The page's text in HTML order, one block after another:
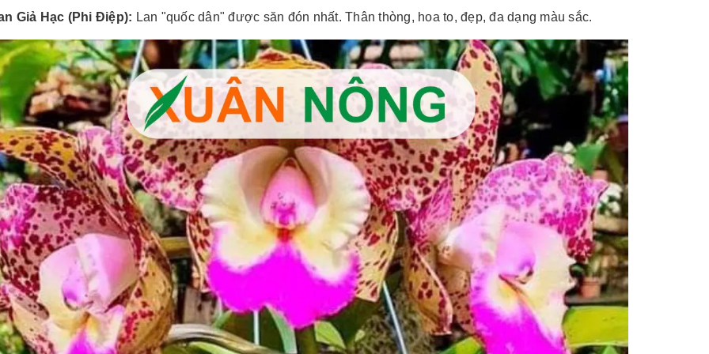
Giả Hạc (Phi Điệp): Lan "quốc dân" được săn đón nhất. Thân thòng, hoa to, đẹp, đa dạng màu sắc.